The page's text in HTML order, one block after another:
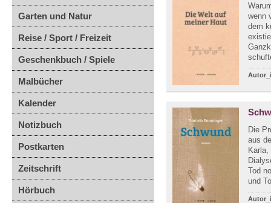
Garten und Natur
Reise / Sport / Freizeit
Geschenkbuch / Spiele
Malbücher
Kalender
Notizbuch
Postkarten
Zeitschrift
Hörbuch
wenn
dem
Die
aus
Karla,
Tod
und